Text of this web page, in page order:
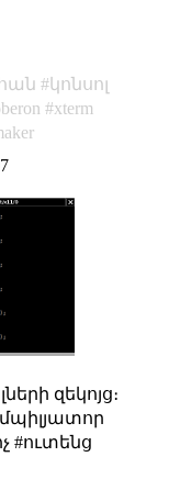
կոնսոլ
xterm
զեկոյց։
#ուտենց